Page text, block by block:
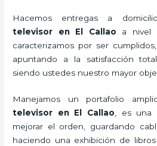
Hacemos entregas a
televisor en El Callao a nivel
caracterizamos por ser
apuntando a la satisfacción
siendo ustedes nuestro mayor
Manejamos un portafolio
televisor en El Callao, es una
mejorar el orden, guardando
haciendo una exhibición de